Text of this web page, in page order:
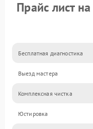
Прайс лист
Бесплатная диагностика
Выезд мастера
Комплексная чистка
Юстировка